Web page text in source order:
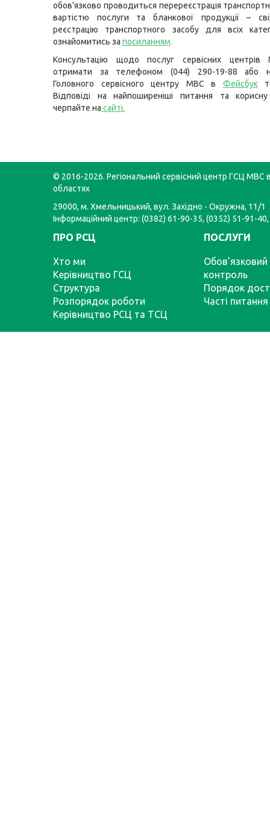
обов’язково проводиться перереєстрація
вартістю послуги та бланкової продукції –
реєстрацію транспортного засобу для всіх
ознайомитись за посиланням.
Консультацію щодо послуг сервісних
отримати за телефоном (044) 290-19-88 або
Головного сервісного центру МВС в Фейсбук
Відповіді на найпоширеніші питання та
черпайте на сайті.
© 2016-2026. Регіональний сервісний центр ГСЦ МВС
областях
29000, м. Хмельницький, вул. Західно - Окружна, 11/1
Інформаційний центр: (0382) 61-90-35, (0352) 51-91-
ПРО РСЦ
Хто ми
Керівництво ГСЦ
Структура
Розпорядок роботи
Керівництво РСЦ та ТСЦ
ПОСЛУГИ
Обов’язковий
контроль
Порядок
Часті питання